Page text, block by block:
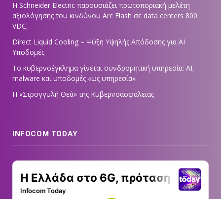
Η Schneider Electric παρουσιάζει πρωτοποριακή μελέτη
αξιολόγησης του κινδύνου Arc Flash σε data centers 800
VDC,
Direct Liquid Cooling – Ψύξη Υψηλής Απόδοσης για AI
Υποδομές
Το κυβερνοέγκλημα γίνεται συνδρομητική υπηρεσία: AI,
malware και υποδομές «ως υπηρεσία»
Η «Στρογγυλή Θεά» της Κυβερνοασφάλειας
INFOCOM TODAY